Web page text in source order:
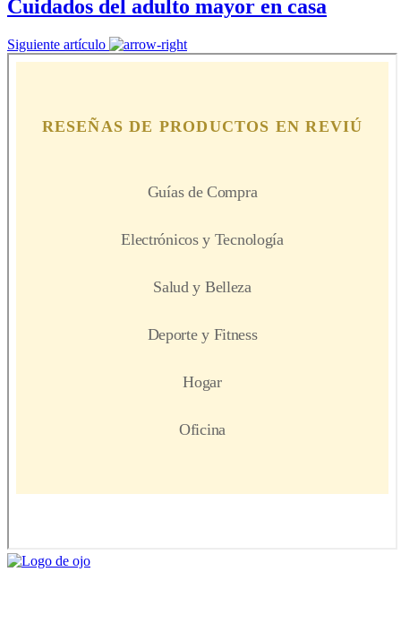
Cuidados del adulto mayor en casa
Siguiente artículo